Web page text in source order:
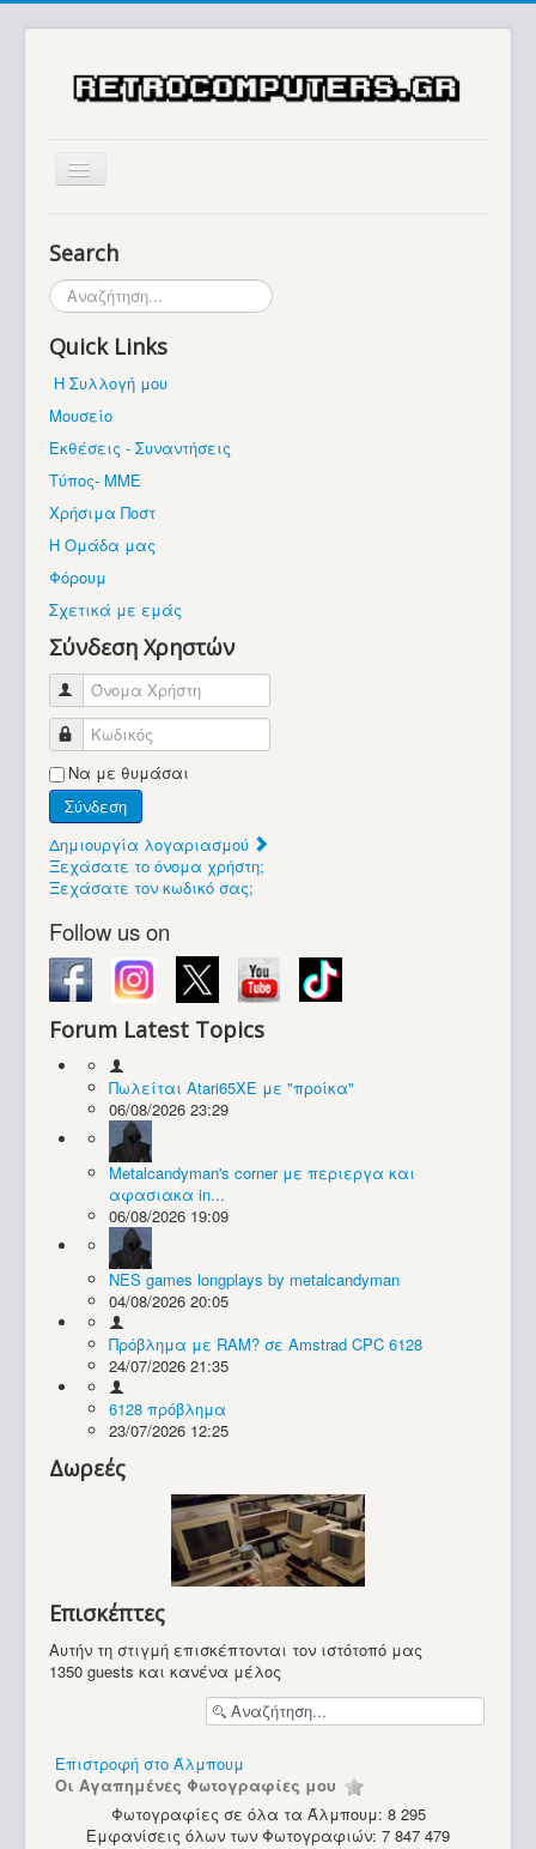
Μουσείο
Βρίσκεστε εδώ:
Συλλογές / Projects
Κονσόλες - Pongs
Search
Αναζήτηση...
Quick Links
Η Συλλογή μου
Μουσείο
Εκθέσεις - Συναντήσεις
Τύπος- ΜΜΕ
Χρήσιμα Ποστ
Η Ομάδα μας
Φόρουμ
Σχετικά με εμάς
Σύνδεση Χρηστών
Όνομα Χρήστη
Κωδικός
Να με θυμάσαι
Σύνδεση
Δημιουργία λογαριασμού
Ξεχάσατε το όνομα χρήστη;
Ξεχάσατε τον κωδικό σας;
Follow us on
Forum Latest Topics
Πωλείται Atari65XE με "προίκα"
06/08/2026 23:29
Metalcandyman's corner με περιεργα και
αφασιακα in...
06/08/2026 19:09
NES games longplays by metalcandyman
04/08/2026 20:05
Πρόβλημα με RAM? σε Amstrad CPC 6128
24/07/2026 21:35
6128 πρόβλημα
23/07/2026 12:25
Δωρεές
Επισκέπτες
Αυτήν τη στιγμή επισκέπτονται τον ιστότοπό μας
1350 guests και κανένα μέλος
Επιστροφή στο Άλμπουμ
Οι Αγαπημένες Φωτογραφίες μου
Φωτογραφίες σε όλα τα Άλμπουμ: 8 295
Εμφανίσεις όλων των Φωτογραφιών: 7 847 479